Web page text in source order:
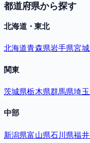
都道府県から探す
北海道・東北
北海道青森県岩手県宮
関東
茨城県栃木県群馬県埼
中部
新潟県富山県石川県福